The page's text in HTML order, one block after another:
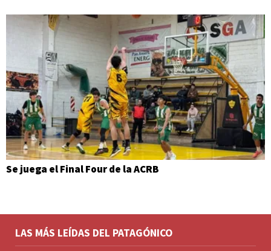
Se juega el Final Four de la ACRB
LAS MÁS LEÍDAS DEL PATAGÓNICO